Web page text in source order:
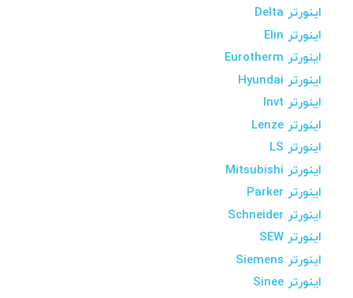
اینورتر Delta
اینورتر Elin
اینورتر Eurotherm
اینورتر Hyundai
اینورتر Invt
اینورتر Lenze
اینورتر LS
اینورتر Mitsubishi
اینورتر Parker
اینورتر Schneider
اینورتر SEW
اینورتر Siemens
اینورتر Sinee